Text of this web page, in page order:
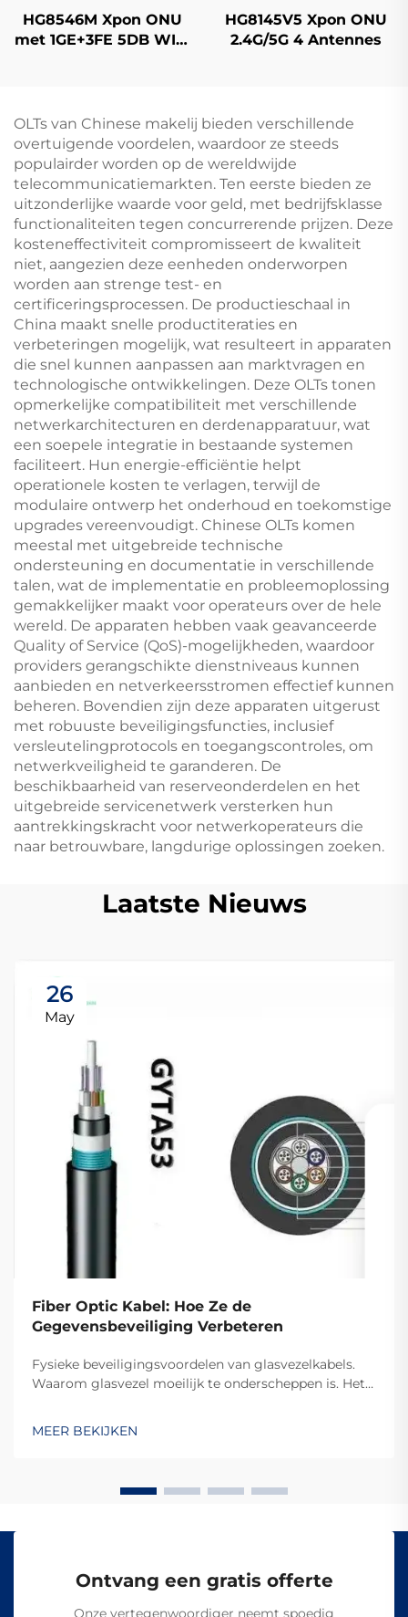
HG8546M Xpon ONU
met 1GE+3FE 5DB WIFI
HG8145V5 Xpon ONU
2.4G/5G 4 Antennes
OLTs van Chinese makelij bieden verschillende
overtuigende voordelen, waardoor ze steeds
populairder worden op de wereldwijde
telecommunicatiemarkten. Ten eerste bieden ze
uitzonderlijke waarde voor geld, met bedrijfsklasse
functionaliteiten tegen concurrerende prijzen. Deze
kosteneffectiviteit compromisseert de kwaliteit
niet, aangezien deze eenheden onderworpen
worden aan strenge test- en
certificeringsprocessen. De productieschaal in
China maakt snelle productiteraties en
verbeteringen mogelijk, wat resulteert in apparaten
die snel kunnen aanpassen aan marktvragen en
technologische ontwikkelingen. Deze OLTs tonen
opmerkelijke compatibiliteit met verschillende
netwerkarchitecturen en derdenapparatuur, wat
een soepele integratie in bestaande systemen
faciliteert. Hun energie-efficiëntie helpt
operationele kosten te verlagen, terwijl de
modulaire ontwerp het onderhoud en toekomstige
upgrades vereenvoudigt. Chinese OLTs komen
meestal met uitgebreide technische
ondersteuning en documentatie in verschillende
talen, wat de implementatie en probleemoplossing
gemakkelijker maakt voor operateurs over de hele
wereld. De apparaten hebben vaak geavanceerde
Quality of Service (QoS)-mogelijkheden, waardoor
providers gerangschikte dienstniveaus kunnen
aanbieden en netverkeersstromen effectief kunnen
beheren. Bovendien zijn deze apparaten uitgerust
met robuuste beveiligingsfuncties, inclusief
versleutelingprotocols en toegangscontroles, om
netwerkveiligheid te garanderen. De
beschikbaarheid van reserveonderdelen en het
uitgebreide servicenetwerk versterken hun
aantrekkingskracht voor netwerkoperateurs die
naar betrouwbare, langdurige oplossingen zoeken.
Laatste Nieuws
26
May
Fiber Optic Kabel: Hoe Ze de
Gegevensbeveiliging Verbeteren
Fysieke beveiligingsvoordelen van glasvezelkabels.
Waarom glasvezel moeilijk te onderscheppen is. Het
gegevens verzenden via licht in plaats van elektrische
MEER BEKIJKEN
Ontvang een gratis offerte
Onze vertegenwoordiger neemt spoedig